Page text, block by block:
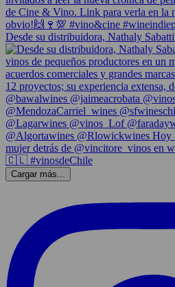
Desde su distribuidora, Nathaly
Cargar más...